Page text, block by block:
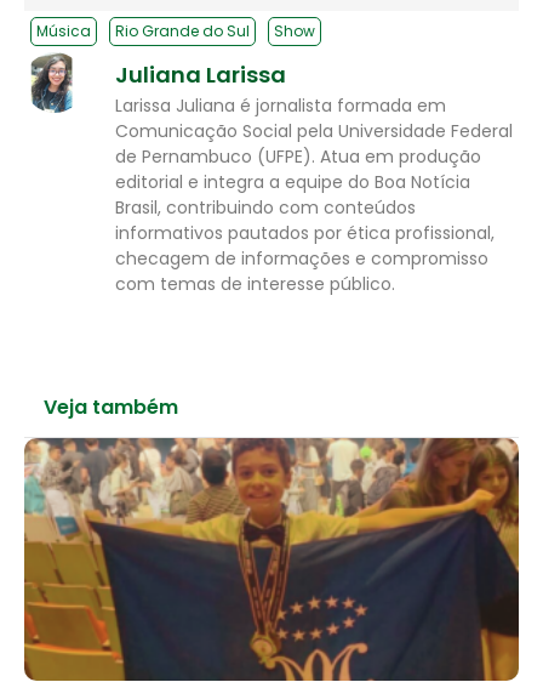
Música Rio Grande do Sul Show
Juliana Larissa
Larissa Juliana é jornalista formada em
Comunicação Social pela Universidade Federal
de Pernambuco (UFPE). Atua em produção
editorial e integra a equipe do Boa Notícia
Brasil, contribuindo com conteúdos
informativos pautados por ética profissional,
checagem de informações e compromisso
com temas de interesse público.
Veja também